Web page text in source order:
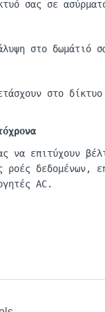
σας σε
στο δωμάτιό
στο
να επιτύχουν β
ροές δεδομένων,
AC.